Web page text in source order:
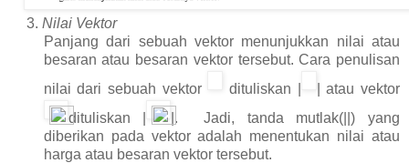
3. Nilai Vektor
Panjang dari sebuah vektor menunjukkan nilai atau
besaran atau besaran vektor tersebut. Cara penulisan
nilai dari sebuah vektor
dituliskan |
| atau vektor
dituliskan |
|.
Jadi, tanda mutlak(||) yang
diberikan pada vektor adalah menentukan nilai atau
harga atau besaran vektor tersebut.